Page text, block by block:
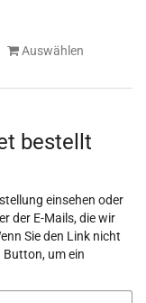
Auswählen
bestellt
einsehen oder
der E-Mails, die wir
Sie den Link nicht
Button, um ein